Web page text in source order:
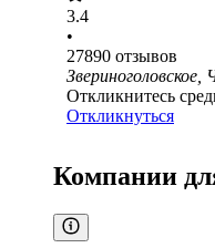
3.4
•
27890 отзывов
Звериноголовское,
Откликнитесь
Откликнуться
Компании